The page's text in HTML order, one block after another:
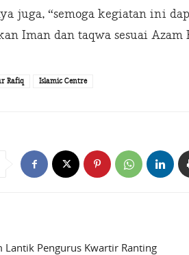
juga, “semoga kegiatan ini
Iman dan taqwa sesuai Azam
Rafiq Islamic Centre
Lantik Pengurus Kwartir Ranting